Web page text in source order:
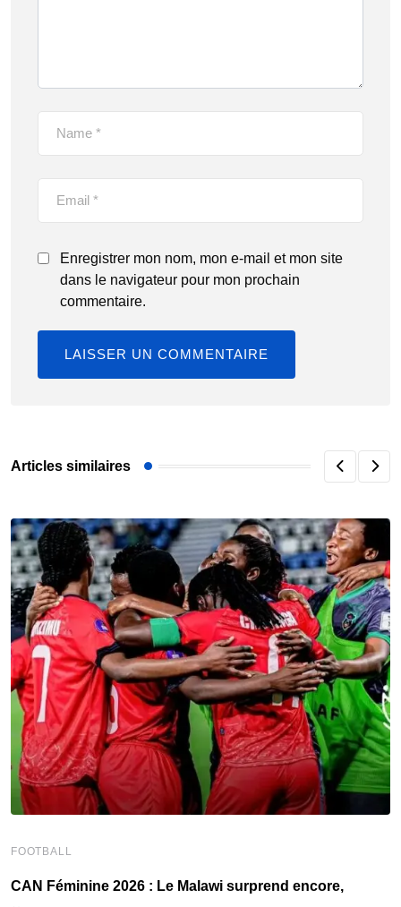
Enregistrer mon nom, mon e-mail et mon site
dans le navigateur pour mon prochain
commentaire.
Articles similaires
FOOTBALL
CAN Féminine 2026 : Le Malawi surprend encore,